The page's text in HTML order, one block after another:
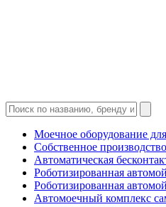
Моечное оборудование
Собственное производство
Автоматическая
Роботизированная
Роботизированная
Автомоечный комплекс